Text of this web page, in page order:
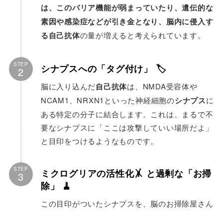
は、このバリア機能が弱まっていたり、遺伝的な
素因や感染症などが引き金となり、脳内に侵入す
る自己抗体の量が増えると考えられています。
STEP
2 シナプスへの「タグ付け」 🏷️
脳に入り込んだ自己抗体は、NMDA受容体や
NCAM1、NRXN1といった神経細胞のシナプスに
ある特定の分子に結合します。これは、まるで不
要なシナプスに「ここは攻撃していい場所だよ」
と目印をつけるようなものです。
STEP
3 ミクログリアの活性化🤸 と過剰な「お掃
除」
🧹
この目印がついたシナプスを、脳のお掃除屋さん